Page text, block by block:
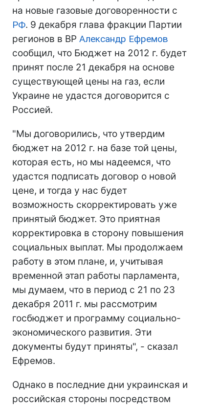
на новые газовые договоренности с
РФ. 9 декабря глава фракции Партии
регионов в ВР Александр Ефремов
сообщил, что Бюджет на 2012 г. будет
принят после 21 декабря на основе
существующей цены на газ, если
Украине не удастся договорится с
Россией.
"Мы договорились, что утвердим
бюджет на 2012 г. на базе той цены,
которая есть, но мы надеемся, что
удастся подписать договор о новой
цене, и тогда у нас будет
возможность скорректировать уже
принятый бюджет. Это приятная
корректировка в сторону повышения
социальных выплат. Мы продолжаем
работу в этом плане, и, учитывая
временной этап работы парламента,
мы думаем, что в период с 21 по 23
декабря 2011 г. мы рассмотрим
госбюджет и программу социально-
экономического развития. Эти
документы будут приняты", - сказал
Ефремов.
Однако в последние дни украинская и
российская стороны посредством